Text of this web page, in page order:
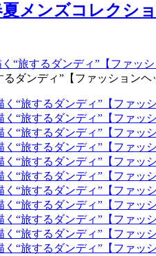
メンズコレクシ
ダンディ”【ファッション